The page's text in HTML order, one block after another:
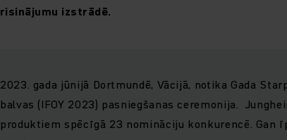
risinājumu izstrādē.
2023. gada jūnijā Dortmundē, Vācijā, notika Gada
balvas (IFOY 2023) pasniegšanas ceremonija.
produktiem spēcīgā 23 nomināciju konkurencē. Gan